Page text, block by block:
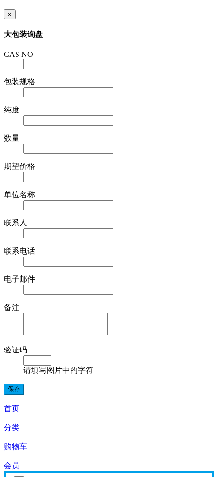
×
大包装询盘
CAS NO
包装规格
纯度
数量
期望价格
单位名称
联系人
联系电话
电子邮件
备注
验证码
请填写图片中的字符
首页
分类
购物车
会员